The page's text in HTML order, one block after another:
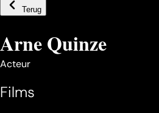
Terug
Arne Quinze
Acteur
Films